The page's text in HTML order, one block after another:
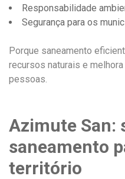
Responsabilidade
Segurança para os
Porque saneamento
recursos naturais e
pessoas.
Azimute San:
saneamento
território